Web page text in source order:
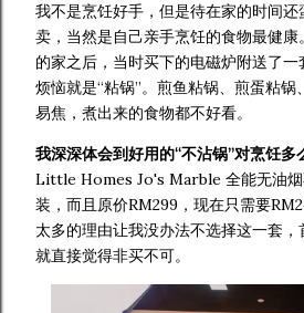
我不是烹饪好手，但是待在家的时间
卖，当然是自己亲手烹饪的食物最健
的家之后，当时买下的电磁炉附送了
烦恼就是“粘锅”。煎鱼粘锅、煎蛋粘锅
易焦，煮出来的食物都不好看。
我深深体会到好用的“不沾锅”对烹饪多
Little Homes Jo's Marble 全能无油烟
装，而且原价RM299，现在只需要
太多的理由让我没办法不选择这一套
就直接觉得非买不可。